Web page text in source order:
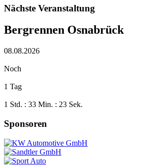
Nächste Veranstaltung
Bergrennen Osnabrück
08.08.2026
Noch
1 Tag
1 Std. : 33 Min. : 23 Sek.
Sponsoren